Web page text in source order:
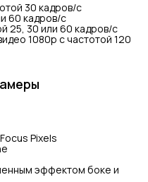
30 кадров/с
60 кадров/с
25, 30 или 60 кадров/с
1080p с частотой 120
Pixels
эффектом боке и